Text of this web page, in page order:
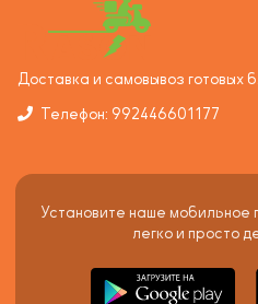
Доставка и самовывоз готовых
Телефон: 992446601177
Установите наше
легко и просто